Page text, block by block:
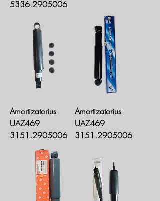
5336.2905006
Amortizatorius
UAZ469
3151.2905006
Amortizatorius
UAZ469
3151.2905006